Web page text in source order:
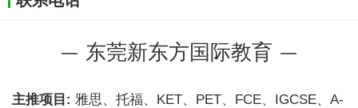
东莞新东方国际教育
主推项目: 雅思、托福、KET、PET、FCE、IGCSE、A-